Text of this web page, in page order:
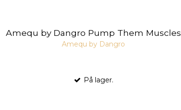
Amequ by Dangro Pump Them Muscles
Amequ by Dangro
På lager.